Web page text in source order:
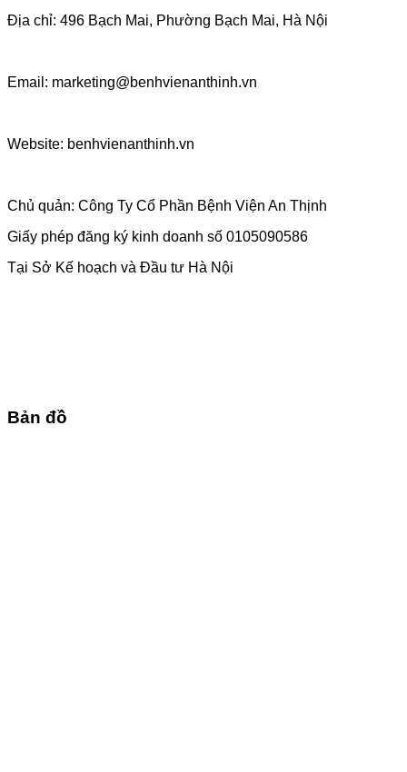
Địa chỉ: 496 Bạch Mai, Phường Bạch Mai, Hà Nội
Email: marketing@benhvienanthinh.vn
Website: benhvienanthinh.vn
Chủ quản: Công Ty Cổ Phần Bệnh Viện An Thịnh
Giấy phép đăng ký kinh doanh số 0105090586
Tại Sở Kế hoạch và Đầu tư Hà Nội
Bản đồ